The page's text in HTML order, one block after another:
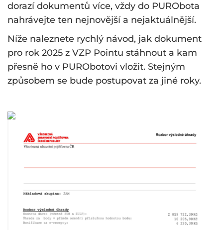
dorazí dokumentů více, vždy do PURObota
nahrávejte ten nejnovější a nejaktuálnější.
Níže naleznete rychlý návod, jak dokument
pro rok 2025 z VZP Pointu stáhnout a kam
přesně ho v PURObotovi vložit. Stejným
způsobem se bude postupovat za jiné roky.